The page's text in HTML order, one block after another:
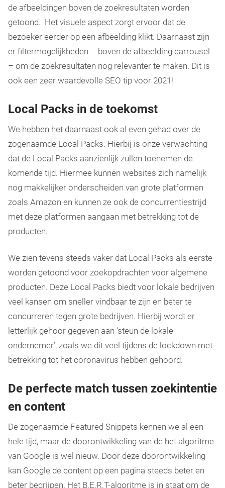
de afbeeldingen boven de zoekresultaten worden
getoond. Het visuele aspect zorgt ervoor dat de
bezoeker eerder op een afbeelding klikt. Daarnaast zijn
er filtermogelijkheden – boven de afbeelding carrousel
– om de zoekresultaten nog relevanter te maken. Dit is
ook een zeer waardevolle SEO tip voor 2021!
Local Packs in de toekomst
We hebben het daarnaast ook al even gehad over de
zogenaamde Local Packs. Hierbij is onze verwachting
dat de Local Packs aanzienlijk zullen toenemen de
komende tijd. Hiermee kunnen websites zich namelijk
nog makkelijker onderscheiden van grote platformen
zoals Amazon en kunnen ze ook de concurrentiestrijd
met deze platformen aangaan met betrekking tot de
producten.
We zien tevens steeds vaker dat Local Packs als eerste
worden getoond voor zoekopdrachten voor algemene
producten. Deze Local Packs biedt voor lokale bedrijven
veel kansen om sneller vindbaar te zijn en beter te
concurreren tegen grote bedrijven. Hierbij wordt er
letterlijk gehoor gegeven aan ‘steun de lokale
ondernemer’, zoals we dit veel tijdens de lockdown met
betrekking tot het coronavirus hebben gehoord.
De perfecte match tussen zoekintentie
en content
De zogenaamde Featured Snippets kennen we al een
hele tijd, maar de doorontwikkeling van de het algoritme
van Google is wel nieuw. Door deze doorontwikkeling
kan Google de content op een pagina steeds beter en
beter begrijpen. Het B.E.R.T-algoritme is in staat om de